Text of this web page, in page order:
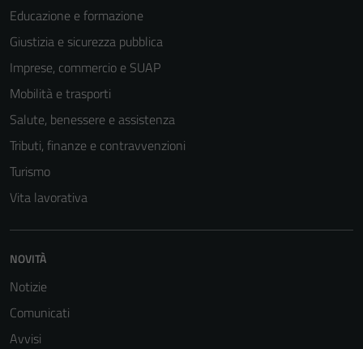
Educazione e formazione
Giustizia e sicurezza pubblica
Imprese, commercio e SUAP
Mobilità e trasporti
Salute, benessere e assistenza
Tributi, finanze e contravvenzioni
Turismo
Vita lavorativa
NOVITÀ
Notizie
Comunicati
Avvisi